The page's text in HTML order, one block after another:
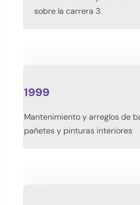
sobre la carrera 3.
1999
Mantenimiento y arreglos de
pañetes y pinturas interiores